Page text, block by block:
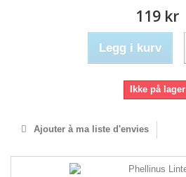
119 kr
Legg i kurv
Ikke på lager
Ajouter à ma liste d'envies